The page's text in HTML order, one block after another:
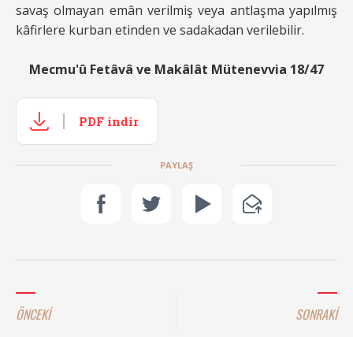
savaş olmayan emân verilmiş veya antlaşma yapılmış
kâfirlere kurban etinden ve sadakadan verilebilir.
Mecmu'û Fetâvâ ve Makâlât Mütenevvia 18/47
PDF indir
PAYLAŞ
ÖNCEKİ SONRAKİ